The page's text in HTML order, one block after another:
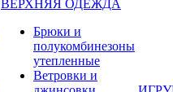
ВЕРХНЯЯ ОДЕЖДА
Брюки и
полукомбинезоны
утепленные
Ветровки и